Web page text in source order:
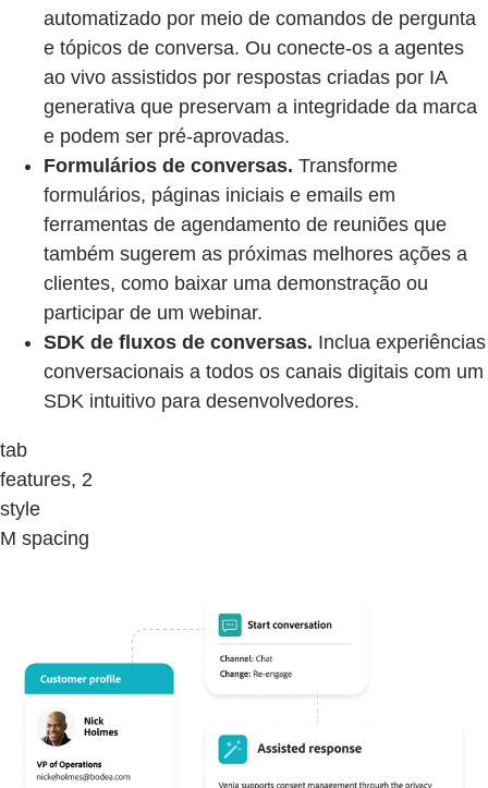
automatizado por meio de comandos de pergunta
e tópicos de conversa. Ou conecte-os a agentes
ao vivo assistidos por respostas criadas por IA
generativa que preservam a integridade da marca
e podem ser pré-aprovadas.
Formulários de conversas. Transforme
formulários, páginas iniciais e emails em
ferramentas de agendamento de reuniões que
também sugerem as próximas melhores ações a
clientes, como baixar uma demonstração ou
participar de um webinar.
SDK de fluxos de conversas. Inclua experiências
conversacionais a todos os canais digitais com um
SDK intuitivo para desenvolvedores.
tab
features, 2
style
M spacing